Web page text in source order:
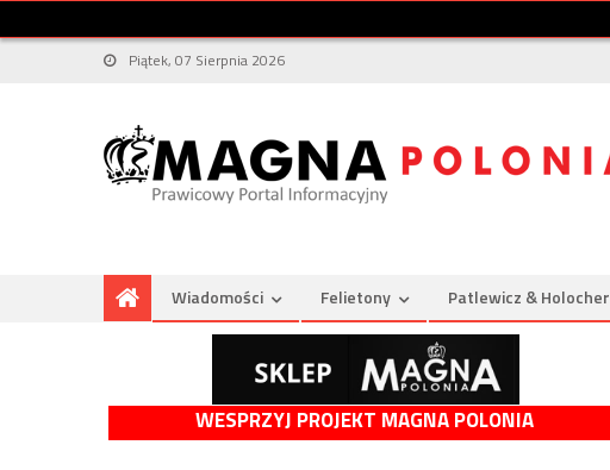
Piątek, 07 Sierpnia 2026
Wiadomości Felietony Patlewicz & Holocher
WESPRZYJ PROJEKT MAGNA POLONIA